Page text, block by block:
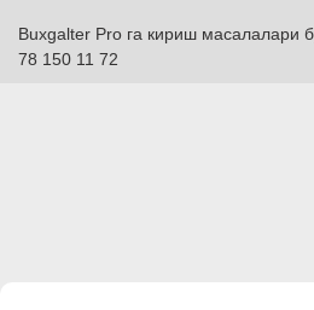
Buxgalter Pro га кириш масалалари
78 150 11 72